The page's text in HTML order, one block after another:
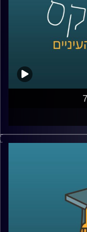
בעשורים
אראל מתארת
העלייה
כיצד רובוט
והאם כבר